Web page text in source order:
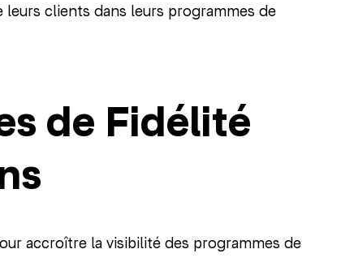
leurs clients dans leurs programmes de
de Fidélité
accroître la visibilité des programmes de